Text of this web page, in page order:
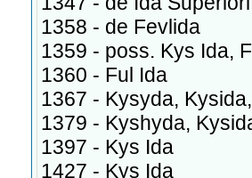
1358 - de Fevlida
1359 - poss. Kys Ida,
1360 - Ful Ida
1367 - Kysyda,
1379 - Kyshyda,
1397 - Kys Ida
1427 - Kys Ida